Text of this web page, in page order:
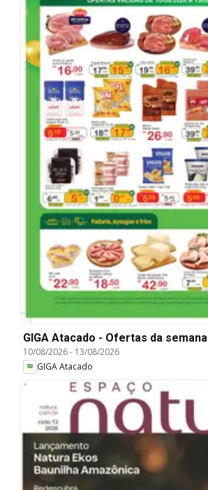
GIGA Atacado - Ofertas da semana
10/08/2026- 13/08/2026
GIGA Atacado